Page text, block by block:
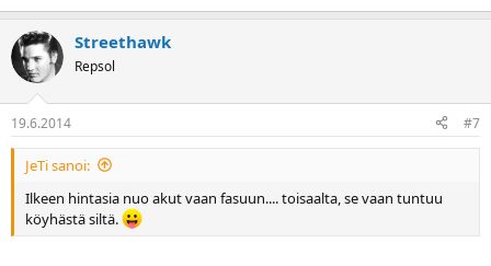
Streethawk
Repsol
19.6.2014 #7
JeTi sanoi:
Ilkeen hintasia nuo akut vaan fasuun.... toisaalta, se vaan tuntuu
köyhästä siltä.